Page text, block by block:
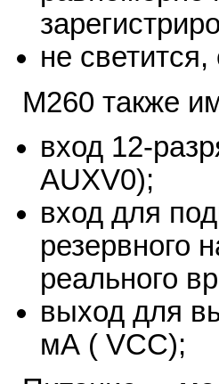
не
M260 также
вход 12-
AUXV0);
вход для
резервного
реального
выход для
мА ( VCC);